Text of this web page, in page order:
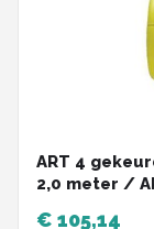
ART 4
2,0 meter /
Motorslot /
€ 105,14